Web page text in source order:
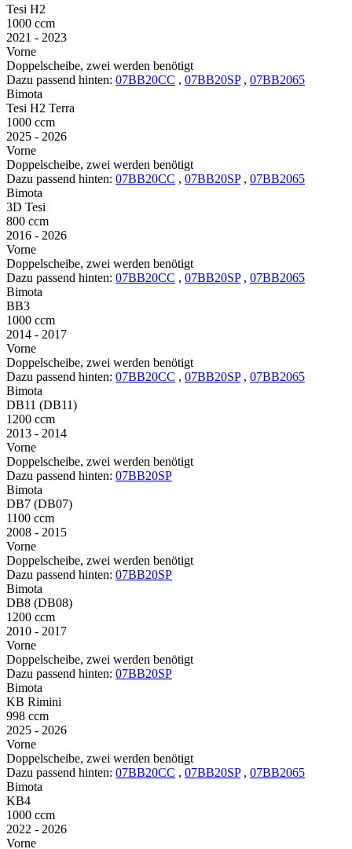
Tesi H2
1000 ccm
2021 - 2023
Vorne
Doppelscheibe, zwei werden benötigt
Dazu passend hinten: 07BB20CC , 07BB20SP , 07BB2065
Bimota
Tesi H2 Terra
1000 ccm
2025 - 2026
Vorne
Doppelscheibe, zwei werden benötigt
Dazu passend hinten: 07BB20CC , 07BB20SP , 07BB2065
Bimota
3D Tesi
800 ccm
2016 - 2026
Vorne
Doppelscheibe, zwei werden benötigt
Dazu passend hinten: 07BB20CC , 07BB20SP , 07BB2065
Bimota
BB3
1000 ccm
2014 - 2017
Vorne
Doppelscheibe, zwei werden benötigt
Dazu passend hinten: 07BB20CC , 07BB20SP , 07BB2065
Bimota
DB11 (DB11)
1200 ccm
2013 - 2014
Vorne
Doppelscheibe, zwei werden benötigt
Dazu passend hinten: 07BB20SP
Bimota
DB7 (DB07)
1100 ccm
2008 - 2015
Vorne
Doppelscheibe, zwei werden benötigt
Dazu passend hinten: 07BB20SP
Bimota
DB8 (DB08)
1200 ccm
2010 - 2017
Vorne
Doppelscheibe, zwei werden benötigt
Dazu passend hinten: 07BB20SP
Bimota
KB Rimini
998 ccm
2025 - 2026
Vorne
Doppelscheibe, zwei werden benötigt
Dazu passend hinten: 07BB20CC , 07BB20SP , 07BB2065
Bimota
KB4
1000 ccm
2022 - 2026
Vorne